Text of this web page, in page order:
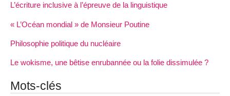
L’écriture inclusive à l’épreuve de la linguistique
« L’Océan mondial » de Monsieur Poutine
Philosophie politique du nucléaire
Le wokisme, une bêtise enrubannée ou la folie dissimulée ?
Mots-clés